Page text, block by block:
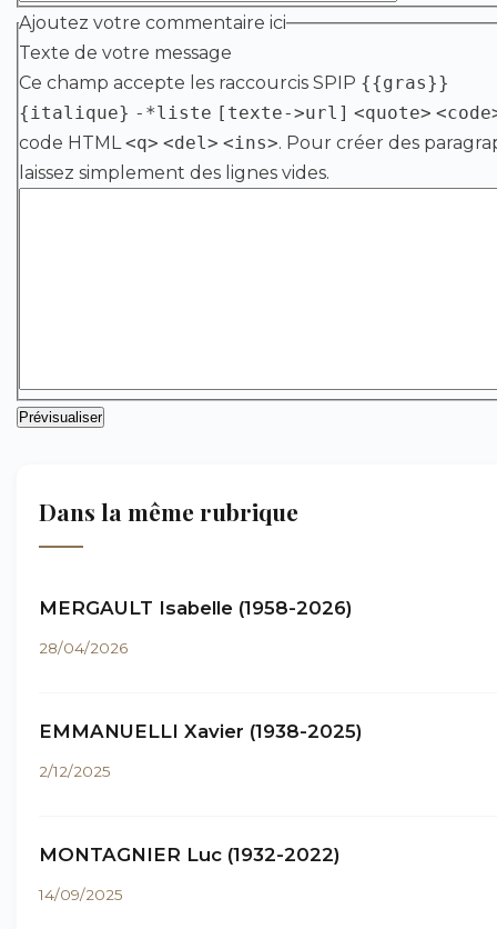
Ajoutez votre commentaire ici
Texte de votre message
Ce champ accepte les raccourcis SPIP {{gras}}
{italique} -*liste [texte->url] <quote>
code HTML<q> <del> <ins>. Pour créer des
laissez simplement des lignes vides.
Dans la même rubrique
MERGAULT Isabelle (1958-2026)
28/04/2026
EMMANUELLI Xavier (1938-2025)
2/12/2025
MONTAGNIER Luc (1932-2022)
14/09/2025